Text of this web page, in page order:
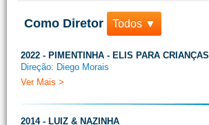
Como Diretor Todos ▼
2022 - PIMENTINHA - ELIS PARA CRIANÇAS
Direção: Diego Morais
Ver Mais >
2014 - LUIZ & NAZINHA